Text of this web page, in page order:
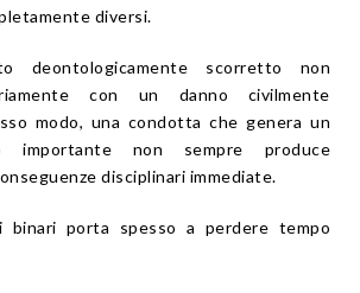
diversi.
deontologicamente scorretto non
con un danno civilmente
modo, una condotta che genera un
importante non sempre produce
disciplinari immediate.
binari porta spesso a perdere tempo